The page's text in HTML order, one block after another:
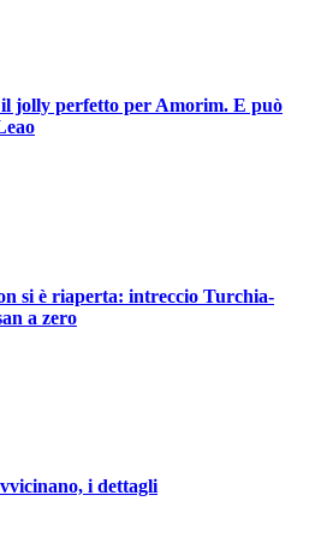
jolly perfetto per Amorim. E può
si è riaperta: intreccio Turchia-
a zero
i dettagli